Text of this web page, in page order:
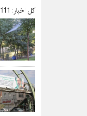
کل اخبار: 111